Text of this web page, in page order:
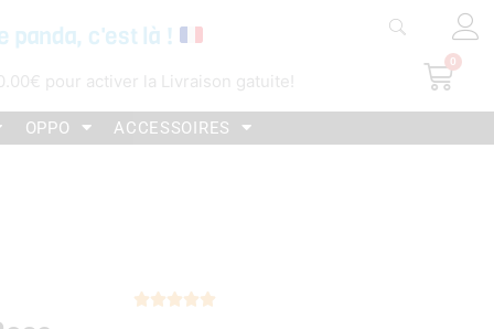
panda, c'est là !
€ pour activer la Livraison gatuite!
0
OPPO ACCESSOIRES
